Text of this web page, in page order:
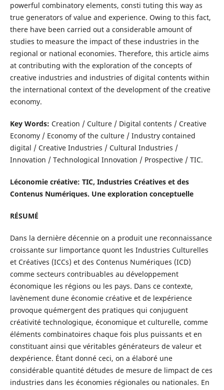
powerful combinatory elements, consti tuting this way as
true generators of value and experience. Owing to this fact,
there have been carried out a considerable amount of
studies to measure the impact of these industries in the
regional or national economies. Therefore, this article aims
at contributing with the exploration of the concepts of
creative industries and industries of digital contents within
the international context of the development of the creative
economy.
Key Words: Creation / Culture / Digital contents / Creative
Economy / Economy of the culture / Industry contained
digital / Creative Industries / Cultural Industries /
Innovation / Technological Innovation / Prospective / TIC.
Léconomie créative: TIC, Industries Créatives et des
Contenus Numériques. Une exploration conceptuelle
RÉSUMÉ
Dans la dernière décennie on a produit une reconnaissance
croissante sur limportance quont les Industries Culturelles
et Créatives (ICCs) et des Contenus Numériques (ICD)
comme secteurs contribuables au développement
économique les régions ou les pays. Dans ce contexte,
lavènement dune économie créative et de lexpérience
provoque quémergent des pratiques qui conjuguent
créativité technologique, économique et culturelle, comme
éléments combinatoires chaque fois plus puissants et en
constituant ainsi que véritables générateurs de valeur et
dexpérience. Étant donné ceci, on a élaboré une
considérable quantité détudes de mesure de limpact de ces
industries dans les économies régionales ou nationales. En